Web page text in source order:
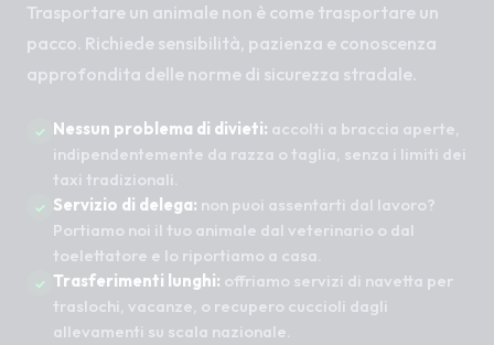
Trasportare un animale non è come trasportare un
pacco. Richiede sensibilità, pazienza e conoscenza
approfondita delle norme di sicurezza stradale.
Nessun problema di divieti: accolti a braccia aperte,
indipendentemente da razza o taglia, senza i limiti dei
taxi tradizionali.
Servizio di delega: non puoi assentarti dal lavoro?
Portiamo noi il tuo animale dal veterinario o dal
toelettatore e lo riportiamo a casa.
Trasferimenti lunghi: offriamo servizi di navetta per
traslochi, vacanze, o recupero cuccioli dagli
allevamenti su scala nazionale.